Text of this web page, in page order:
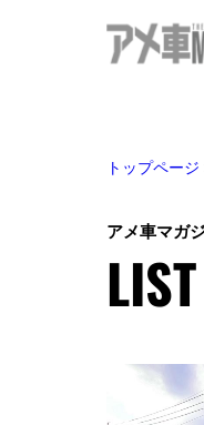
トップページ
アメ車マガ
LIST